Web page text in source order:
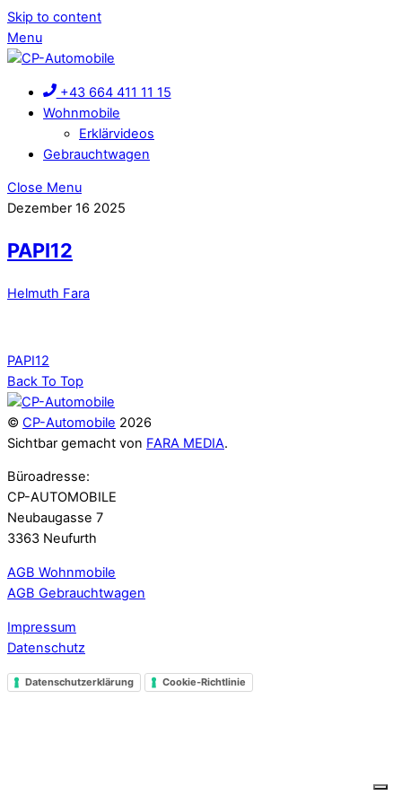
Skip to content
Menu
+43 664 411 11 15
Wohnmobile
Erklärvideos
Gebrauchtwagen
Close Menu
Dezember 16 2025
PAPI12
Helmuth Fara
PAPI12
Back To Top
© CP-Automobile 2026
Sichtbar gemacht von FARA MEDIA.
Büroadresse:
CP-AUTOMOBILE
Neubaugasse 7
3363 Neufurth
AGB Wohnmobile
AGB Gebrauchtwagen
Impressum
Datenschutz
Datenschutzerklärung Cookie-Richtlinie